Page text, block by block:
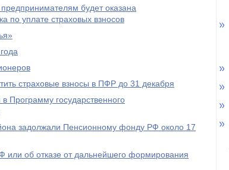
будет оказана
по уплате страховых взносов
страховые взносы в ПФР до 31 декабря
Программу государственного
задолжали Пенсионному фонду РФ около 17
или об отказе от дальнейшего формирования